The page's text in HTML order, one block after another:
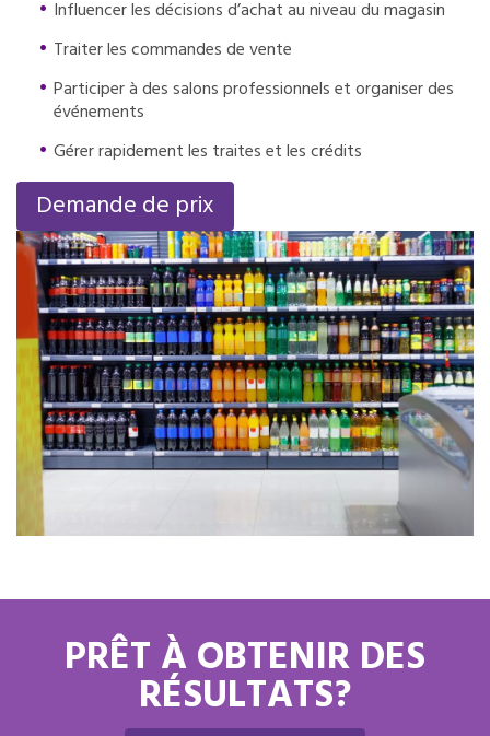
Influencer les décisions d’achat au niveau du magasin
Traiter les commandes de vente
Participer à des salons professionnels et organiser des
événements
Gérer rapidement les traites et les crédits
Demande de prix
PRÊT À OBTENIR DES
RÉSULTATS?